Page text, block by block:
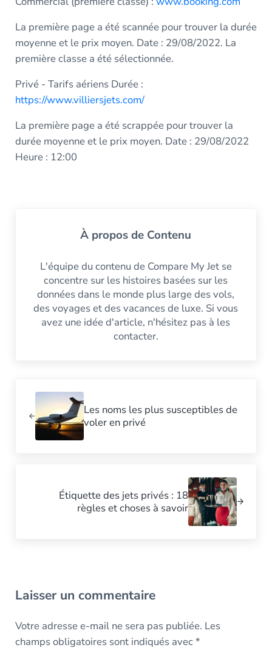
La première page a été scannée pour trouver la durée
moyenne et le prix moyen. Date : 29/08/2022. La
première classe a été sélectionnée.
Privé - Tarifs aériens Durée :
https://www.villiersjets.com/
La première page a été scrappée pour trouver la
durée moyenne et le prix moyen. Date : 29/08/2022
Heure : 12:00
À propos de Contenu
L'équipe du contenu de Compare My Jet se
concentre sur les histoires basées sur les
données dans le monde plus large des vols,
des voyages et des vacances de luxe. Si vous
avez une idée d'article, n'hésitez pas à les
contacter.
Les noms les plus susceptibles de
voler en privé
Étiquette des jets privés : 18
règles et choses à savoir
Laisser un commentaire
Votre adresse e-mail ne sera pas publiée. Les
champs obligatoires sont indiqués avec*